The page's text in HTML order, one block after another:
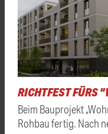
RICHTFEST FÜRS
Beim Bauprojekt
Rohbau fertig. Nach